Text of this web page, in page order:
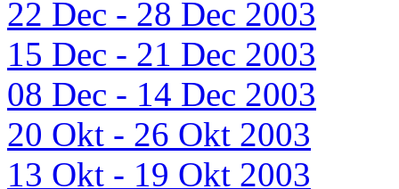
22 Dec - 28 Dec 2003
15 Dec - 21 Dec 2003
08 Dec - 14 Dec 2003
20 Okt - 26 Okt 2003
13 Okt - 19 Okt 2003